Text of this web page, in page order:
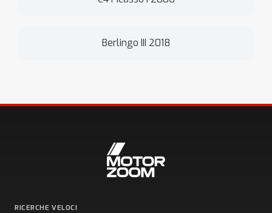
Berlingo III 2018
RICERCHE VELOCI